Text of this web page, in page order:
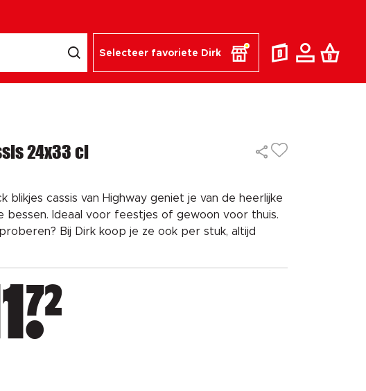
Selecteer favoriete Dirk
24x33 cl
blikjes cassis van Highway geniet je van de heerlijke
bessen. Ideaal voor feestjes of gewoon voor thuis.
Bij Dirk koop je ze ook per stuk, altijd
72